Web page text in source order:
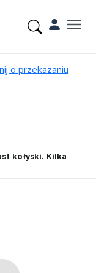
o przekazaniu
kołyski. Kilka